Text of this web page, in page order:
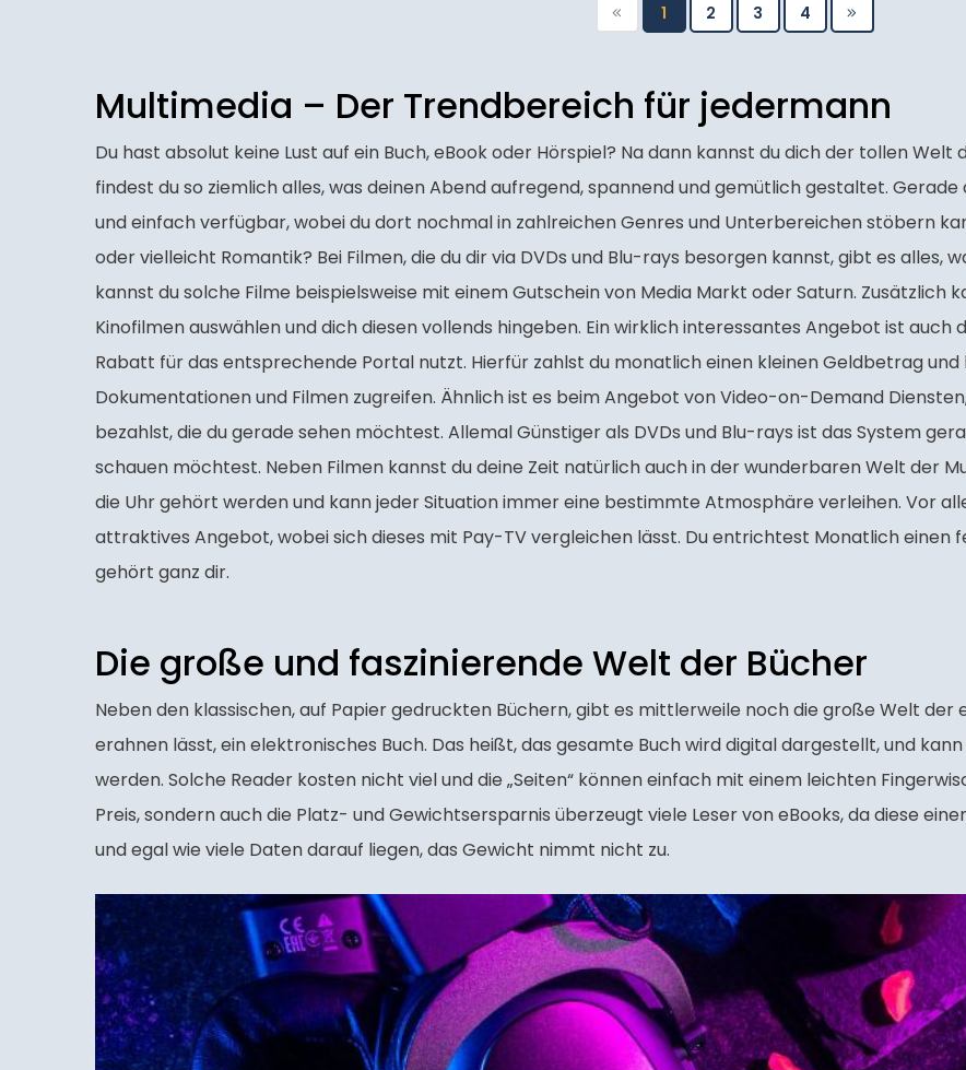
1 2 3 4
Multimedia – Der Trendbereich für jedermann
Du hast absolut keine Lust auf ein Buch, eBook oder Hörspiel? Na dann kannst du dich der tollen
findest du so ziemlich alles, was deinen Abend aufregend, spannend und gemütlich gestaltet.
und einfach verfügbar, wobei du dort nochmal in zahlreichen Genres und Unterbereichen stöbern
oder vielleicht Romantik? Bei Filmen, die du dir via DVDs und Blu-rays besorgen kannst, gibt es alles,
kannst du solche Filme beispielsweise mit einem Gutschein von Media Markt oder Saturn. Zusätzlich
Kinofilmen auswählen und dich diesen vollends hingeben. Ein wirklich interessantes Angebot ist auch
Rabatt für das entsprechende Portal nutzt. Hierfür zahlst du monatlich einen kleinen Geldbetrag
Dokumentationen und Filmen zugreifen. Ähnlich ist es beim Angebot von Video-on-Demand
bezahlst, die du gerade sehen möchtest. Allemal Günstiger als DVDs und Blu-rays ist das System
schauen möchtest. Neben Filmen kannst du deine Zeit natürlich auch in der wunderbaren Welt der
die Uhr gehört werden und kann jeder Situation immer eine bestimmte Atmosphäre verleihen. Vor
attraktives Angebot, wobei sich dieses mit Pay-TV vergleichen lässt. Du entrichtest Monatlich einen
gehört ganz dir.
Die große und faszinierende Welt der Bücher
Neben den klassischen, auf Papier gedruckten Büchern, gibt es mittlerweile noch die große Welt der
erahnen lässt, ein elektronisches Buch. Das heißt, das gesamte Buch wird digital dargestellt, und
werden. Solche Reader kosten nicht viel und die „Seiten“ können einfach mit einem leichten
Preis, sondern auch die Platz- und Gewichtsersparnis überzeugt viele Leser von eBooks, da diese
und egal wie viele Daten darauf liegen, das Gewicht nimmt nicht zu.